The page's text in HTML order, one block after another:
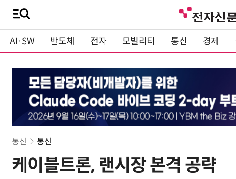
AI·SW 반도체 전자 모빌리티 통신 경제
통신 통신
케이블트론, 랜시장 본격 공략